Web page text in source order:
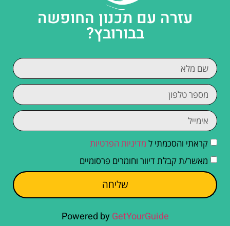
עזרה עם תכנון החופשה
בבורובץ?
קראתי והסכמתי ל מדיניות הפרטיות
מאשר/ת קבלת דיוור וחומרים פרסומיים
שליחה
Powered by GetYourGuide